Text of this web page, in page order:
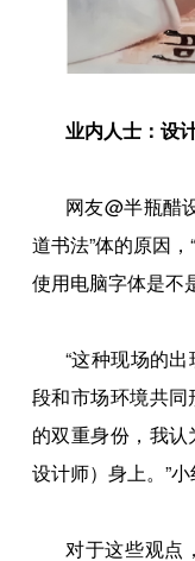
业内人士：设
网友@半瓶醋
道书法”体的原因
使用电脑字体是不
“这种现场的
段和市场环境共
的双重身份，我
设计师）身上。”
对于这些观点